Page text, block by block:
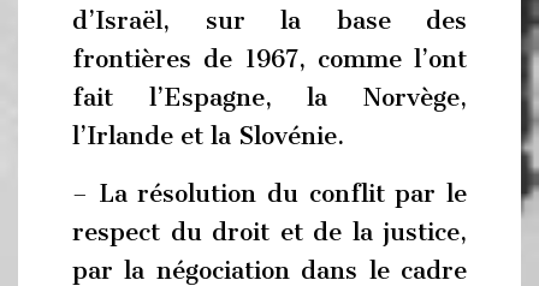
d’Israël, sur la base des
frontières de 1967, comme l’ont
fait l’Espagne, la Norvège,
l’Irlande et la Slovénie.
– La résolution du conflit par le
respect du droit et de la justice,
par la négociation dans le cadre